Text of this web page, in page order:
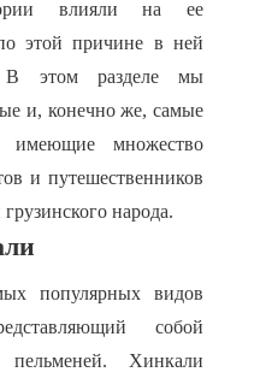
влияли на ее
этой причине в ней
В этом разделе мы
и, конечно же, самые
имеющие множество
и путешественников
народа.
популярных видов
собой
пельменей. Хинкали